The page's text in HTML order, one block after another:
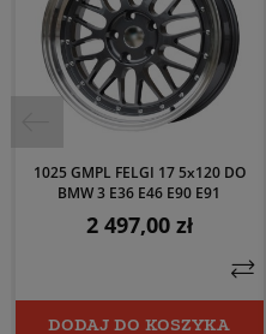
1025 GMPL FELGI 17 5x120 DO
BMW 3 E36 E46 E90 E91
Cena
2 497,00 zł
DODAJ DO KOSZYKA